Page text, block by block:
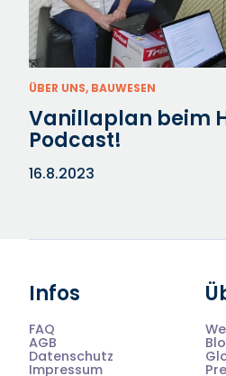
ÜBER UNS, BAUWESEN
Vanillaplan beim
Podcast!
16.8.2023
Infos
FAQ
AGB
Datenschutz
Impressum